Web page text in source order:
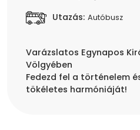
Utazás: Autóbusz
Varázslatos Egynapos
Völgyében
Fedezd fel a történelem